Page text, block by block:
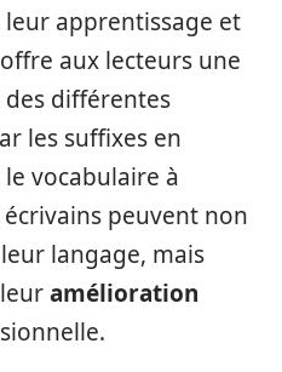
apprentissage et
aux lecteurs une
des différentes
les suffixes en
vocabulaire à
peuvent non
langage, mais
amélioration